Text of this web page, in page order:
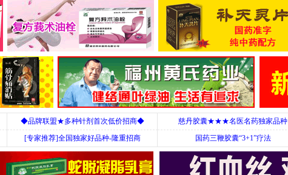
◆品牌联盟★多种针剂首次低价招商◆
[专家推荐]全国独家好品种-隆重招商
慈丹胶囊★★★名医名药独家品种
国药三鞭胶囊“3+1”疗法